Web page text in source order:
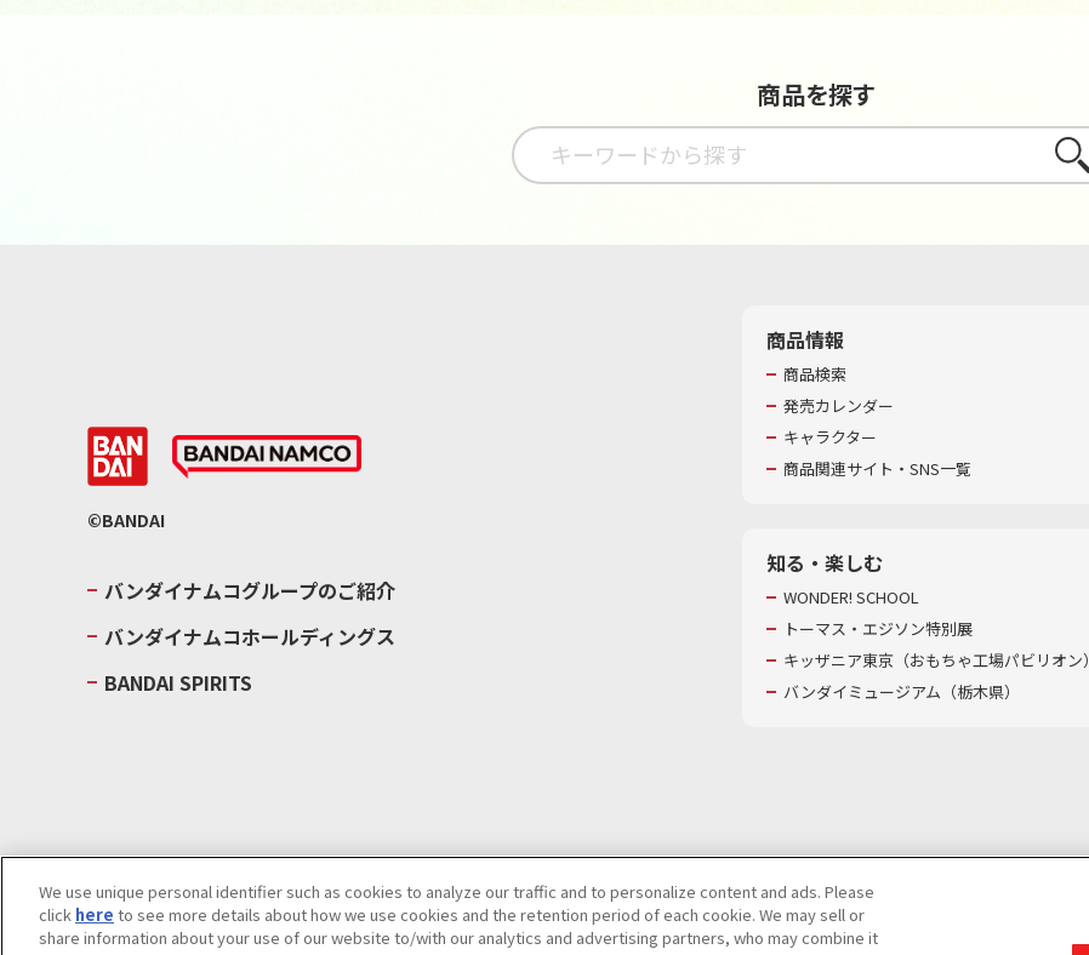
商品を探す
さがす
©BANDAI
バンダイナムコグループのご紹介
バンダイナムコホールディングス
BANDAI SPIRITS
商品情報
商品検索
発売カレンダー
キャラクター
商品関連サイト・SNS一覧
知る・楽しむ
WONDER! SCHOOL
トーマス・エジソン特別展
キッザニア東京（おもちゃ工場パビリオン）​
バンダイミュージアム（栃木県）
ウェブサイトご利用条件ソーシャルメディアポリシー個人情報及び特定個人情報等の取り扱いに関する保護方針
We use unique personal identifier such as cookies to analyze our traffic and to personalize content and ads. Please
click here to see more details about how we use cookies and the retention period of each cookie. We may sell or
share information about your use of our website to/with our analytics and advertising partners, who may combine it